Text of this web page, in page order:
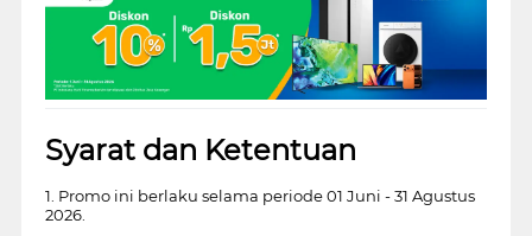
Syarat dan Ketentuan
1. Promo ini berlaku selama periode 01 Juni - 31 Agustus
2026.